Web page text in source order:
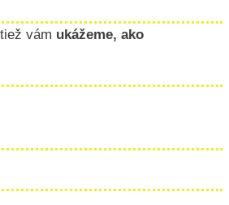
vám ukážeme, ako